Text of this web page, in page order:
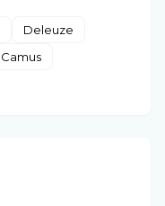
Deleuze
Camus